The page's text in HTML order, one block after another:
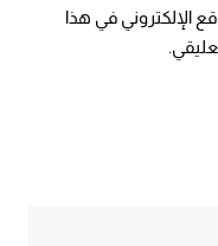
الإلكتروني في هذا